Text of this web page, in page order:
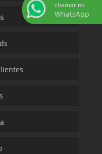
chamar no
WhatsApp